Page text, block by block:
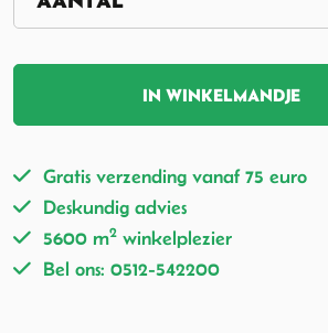
IN WINKELMANDJE
Gratis verzending vanaf 75 euro
Deskundig advies
5600 m2 winkelplezier
Bel ons: 0512-542200